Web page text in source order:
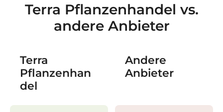
Terra Pflanzenhandel vs.
andere Anbieter
Terra
Pflanzenhan
del
Andere
Anbieter